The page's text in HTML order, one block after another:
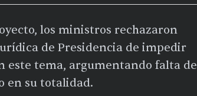
los ministros rechazaron
de Presidencia de impedir
este tema, argumentando falta de
en su totalidad.